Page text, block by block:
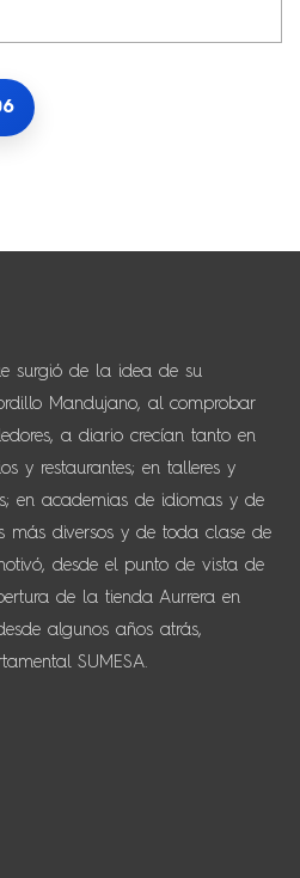
surgió de la idea de su
Mandujano, al comprobar
a diario crecían tanto en
y restaurantes; en talleres y
en academias de idiomas y de
más diversos y de toda clase de
desde el punto de vista de
de la tienda Aurrera en
algunos años atrás,
SUMESA.